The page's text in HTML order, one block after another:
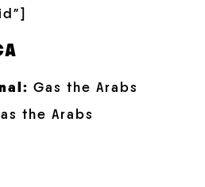
: Gas the Arabs
the Arabs